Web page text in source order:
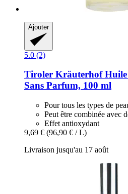
Ajouter
5.0 (2)
Tiroler KräuterhofHuile
Sans Parfum, 100 ml
Pour tous les types de
Peut être combinée avec
Effet antioxydant
9,69 € (96,90 € / L)
Livraison jusqu'au 17 août